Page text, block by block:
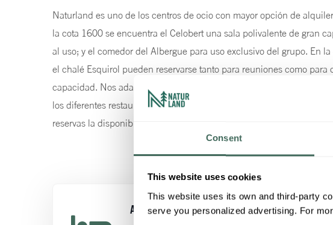
Consent
This website uses cookies
This website uses its own and third-party
serve you personalized advertising. For
Naturland es uno de los centros de ocio con mayor opción de
la cota 1600 se encuentra el Celobert una sala polivalente de gran
al uso; y el comedor del Albergue para uso exclusivo del grupo. En
el chalé Esquirol pueden reservarse tanto para reuniones como
capacidad. Nos adaptamos a sus necesidades y ofrecemos opciones
los diferentes restaurantes, en todos los espacios alquilables.
reservas la disponibilidad y tarifas:
Alojamiento